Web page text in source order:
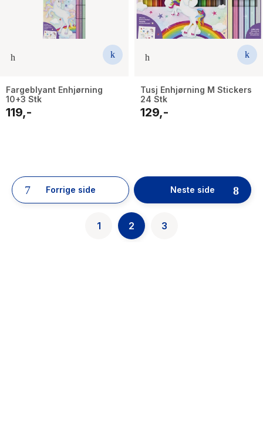
Fargeblyant Enhjørning
10+3 Stk
119,-
Tusj Enhjørning M Stickers
24 Stk
129,-
results
have
been
Forrige side
1 2 3
Neste side